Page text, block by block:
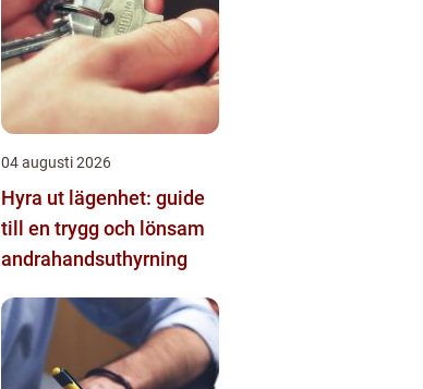
04 augusti 2026
Hyra ut lägenhet: guide
till en trygg och lönsam
andrahandsuthyrning